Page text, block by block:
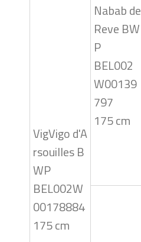
VigVigo d'A
rsouilles B
WP
BEL002W
00178884
175 cm
Nabab de
Reve BW
P
BEL002
W00139
797
175 cm